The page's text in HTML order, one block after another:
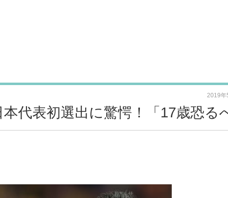
代表初選出に驚愕！「17歳恐る
2019年